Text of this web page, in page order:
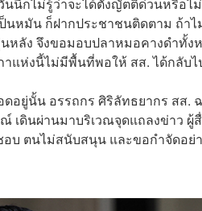
นหมัน ก็ฝากประชาชนติดตาม ถ้า
หลัง จึงขอมอบปลาหมอคางดำทั้
แห่งนี้ไม่มีพื้นที่พอให้ สส. ได้กลับ
ยู่นั้น อรรถกร ศิริลัทธยากร สส. ฉ
เดินผ่านมาบริเวณจุดแถลงข่าว
ตนไม่สนับสนุน และขอกำจัดอย่า